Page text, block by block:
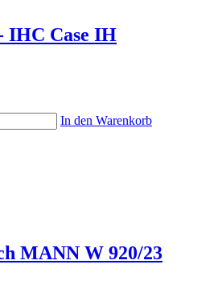
Case IH
In den Warenkorb
MANN W 920/23